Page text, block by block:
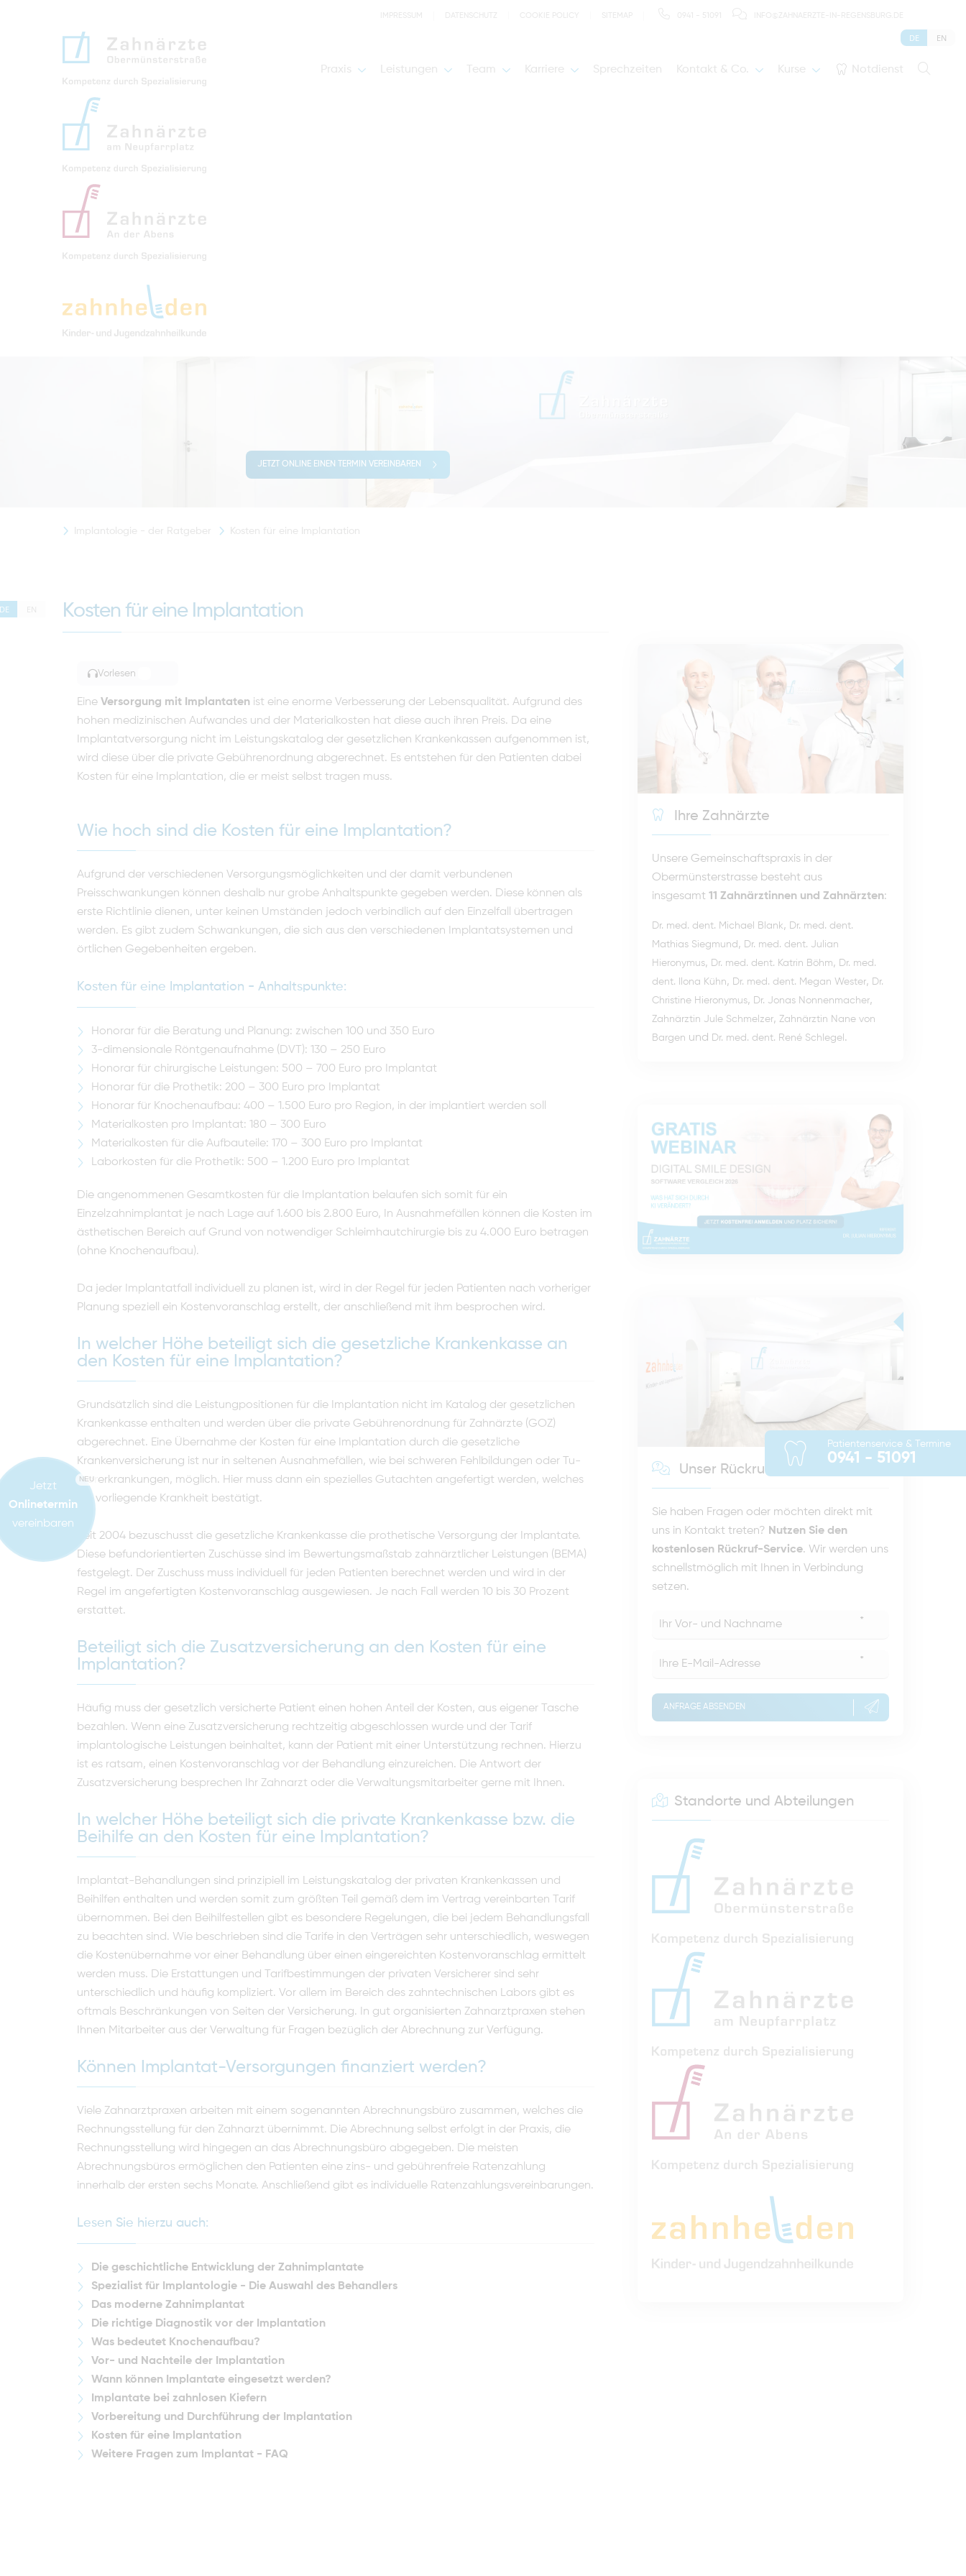
Praxis Leistungen Team Karriere Sprechzeiten Kontakt & Co. Kurse Notdienst
DE EN
JETZT ONLINE EINEN TERMIN VEREINBAREN
Implantologie - der Ratgeber Kosten für eine Implantation
DE EN Kosten für eine Implantation
Vorlesen
Eine Versorgung mit Implantaten ist eine enorme Verbesserung der Lebens­qualität. Aufgrund des
hohen medizinischen Aufwandes und der Material­kosten hat diese auch ihren Preis. Da eine
Implantatversorgung nicht im Leistungskatalog der gesetzlichen Krankenkassen aufgenommen ist,
wird diese über die private Gebührenord­nung abgerechnet. Es entstehen für den Patienten dabei
Kosten für eine Implantation, die er meist selbst tragen muss.
Wie hoch sind die Kosten für eine Implantation?
Aufgrund der verschiedenen Versorgungsmöglichkeiten und der damit ver­bundenen
Preisschwankungen können deshalb nur grobe Anhaltspunkte gegeben werden. Diese können als
erste Richtlinie dienen, unter keinen Um­ständen jedoch verbindlich auf den Einzelfall übertragen
werden. Es gibt zudem Schwankungen, die sich aus den verschiedenen Implantatsystemen und
örtlichen Gegebenheiten ergeben.
Kosten für eine Implantation - Anhaltspunkte:
Honorar für die Beratung und Planung: zwischen 100 und 350 Euro
3-dimensionale Röntgenaufnahme (DVT): 130 – 250 Euro
Honorar für chirurgische Leistungen: 500 – 700 Euro pro Implantat
Honorar für die Prothetik: 200 – 300 Euro pro Implantat
Honorar für Knochenaufbau: 400 – 1.500 Euro pro Region, in der im­plantiert werden soll
Materialkosten pro Implantat: 180 – 300 Euro
Materialkosten für die Aufbauteile: 170 – 300 Euro pro Implantat
Laborkosten für die Prothetik: 500 – 1.200 Euro pro Implantat
Die angenommenen Gesamtkosten für die Implantation belaufen sich somit für ein
Einzelzahnimplantat je nach Lage auf 1.600 bis 2.800 Euro, In Ausnahmefällen können die Kosten im
ästhetischen Bereich auf Grund von notwendiger Schleimhautchirurgie bis zu 4.000 Euro betragen
(ohne Knochenaufbau).
Da jeder Implantatfall individuell zu planen ist, wird in der Regel für jeden Patienten nach vorheriger
Planung speziell ein Kostenvoranschlag erstellt, der anschließend mit ihm besprochen wird.
In welcher Höhe beteiligt sich die gesetzliche Krankenkasse an
den Kosten für eine Implantation?
Grundsätzlich sind die Leistungpositionen für die Implantation nicht im Ka­talog der gesetzlichen
Krankenkasse enthalten und werden über die private Gebührenordnung für Zahnärzte (GOZ)
abgerechnet. Eine Übernahme der Kosten für eine Implantation durch die gesetzliche
Krankenversicherung ist nur in seltenen Ausnahmefällen, wie bei schweren Fehlbildungen oder Tu­
morerkrankungen, möglich. Hier muss dann ein spezielles Gutachten ange­fertigt werden, welches
die vorliegende Krankheit bestätigt.
Seit 2004 bezuschusst die gesetzliche Krankenkasse die prothetische Versorgung der Implantate.
Diese befundorientierten Zuschüsse sind im Bewertungsmaßstab zahnärztlicher Leistungen (BEMA)
festgelegt. Der Zuschuss muss individuell für jeden Patienten berechnet werden und wird in der
Regel im angefertigten Kostenvoranschlag ausgewiesen. Je nach Fall werden 10 bis 30 Prozent
erstattet.
Beteiligt sich die Zusatzversicherung an den Kosten für eine
Implantation?
Häufig muss der gesetzlich versicherte Patient einen hohen Anteil der Kosten, aus eigener Tasche
bezahlen. Wenn eine Zusatzversicherung rechtzeitig abgeschlossen wurde und der Tarif
implantologische Leistungen beinhaltet, kann der Patient mit einer Unterstützung rechnen. Hierzu
ist es ratsam, einen Kostenvoranschlag vor der Behandlung einzureichen. Die Antwort der
Zusatzversicherung besprechen Ihr Zahnarzt oder die Verwaltungsmitarbeiter gerne mit Ihnen.
In welcher Höhe beteiligt sich die private Krankenkasse bzw. die
Beihilfe an den Kosten für eine Implantation?
Implantat-Behandlungen sind prinzipiell im Leistungskatalog der privaten Krankenkassen und
Beihilfen enthalten und werden somit zum größten Teil gemäß dem im Vertrag vereinbarten Tarif
übernommen. Bei den Beihilfestel­len gibt es besondere Regelungen, die bei jedem Behandlungsfall
zu beach­ten sind. Wie beschrieben sind die Tarife in den Verträgen sehr unterschiedlich, weswegen
die Kostenübernahme vor einer Behandlung über einen ein­gereichten Kostenvoranschlag ermittelt
werden muss. Die Erstattungen und Tarifbestimmungen der privaten Versicherer sind sehr
unterschied­lich und häufig kompliziert. Vor allem im Bereich des zahntechnischen Labors gibt es
oftmals Beschränkungen von Seiten der Versicherung. In gut organisierten Zahnarztpraxen stehen
Ihnen Mitarbeiter aus der Ver­waltung für Fragen bezüglich der Abrechnung zur Verfügung.
Können Implantat-Versorgungen finanziert werden?
Viele Zahnarztpraxen arbeiten mit einem sogenannten Abrechnungsbüro zu­sammen, welches die
Rechnungsstellung für den Zahnarzt übernimmt. Die Abrechnung selbst erfolgt in der Praxis, die
Rechnungsstellung wird hingegen an das Abrechnungsbüro abgegeben. Die meisten
Abrechnungsbüros ermöglichen den Patienten eine zins- und gebührenfreie Ratenzahlung
innerhalb der ersten sechs Monate. Anschlie­ßend gibt es individuelle Ratenzahlungsvereinbarungen.
Lesen Sie hierzu auch:
Die geschichtliche Entwicklung der Zahnimplantate
Spezialist für Implantologie - Die Auswahl des Behandlers
Das moderne Zahnimplantat
Die richtige Diagnostik vor der Implantation
Was bedeutet Knochenaufbau?
Vor- und Nachteile der Implantation
Wann können Implantate eingesetzt werden?
Implantate bei zahnlosen Kiefern
Vorbereitung und Durchführung der Implantation
Kosten für eine Implantation
Weitere Fragen zum Implantat - FAQ
Ihre Zahnärzte
Unsere Gemeinschaftspraxis in der
Obermünsterstrasse besteht aus
insgesamt 11 Zahnärztinnen und Zahnärzten:
Dr. med. dent. Michael Blank, Dr. med. dent.
Mathias Siegmund , Dr. med. dent. Julian
Hieronymus, Dr. med. dent. Katrin Böhm, Dr. med.
dent. Ilona Kühn, Dr. med. dent. Megan Wester, Dr.
Christine Hieronymus, Dr. Jonas Nonnenmacher,
Zahnärztin Jule Schmelzer, Zahnärztin Nane von
Bargen und Dr. med. dent. René Schlegel .
Unser Rückruf-Service
Sie haben Fragen oder möchten direkt mit
uns in Kontakt treten? Nutzen Sie den
kostenlosen Rückruf-Service. Wir werden uns
schnellstmöglich mit Ihnen in Verbindung
setzen.
*
*
ANFRAGE ABSENDEN
Standorte und Abteilungen
NEU
Jetzt
Onlinetermin
vereinbaren
Patientenservice & Termine
0941 - 51091